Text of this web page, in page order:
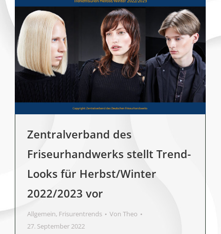
Zentralverband des
Friseurhandwerks stellt Trend-
Looks für Herbst/Winter
2022/2023 vor
Allgemein, Frisurentrends Von Theo
27. September 2022